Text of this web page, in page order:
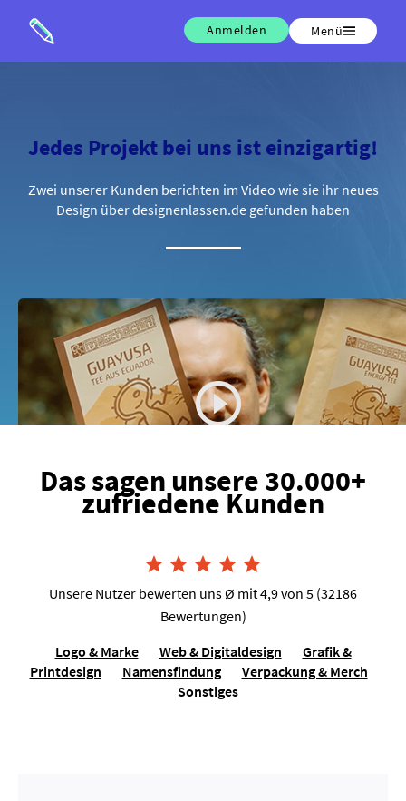
Anmelden Menü
Jedes Projekt bei uns ist einzigartig!
Zwei unserer Kunden berichten im Video wie sie ihr neues
Design über designenlassen.de gefunden haben
Das sagen unsere 30.000+
zufriedene Kunden
    
Unsere Nutzer bewerten uns Ø mit 4,9 von 5 (32186
Bewertungen)
Logo & Marke
Web & Digitaldesign
Grafik &
Printdesign
Namensfindung
Verpackung & Merch
Sonstiges